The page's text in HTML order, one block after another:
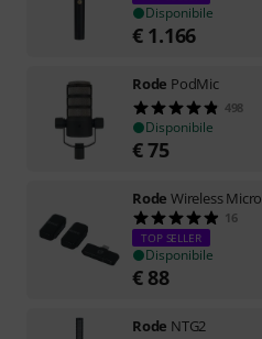
Disponibile
€ 1.166
Rode PodMic
498
Disponibile
€75
Rode Wireless Micro
16
TOP SELLER
Disponibile
€ 88
Rode NTG2